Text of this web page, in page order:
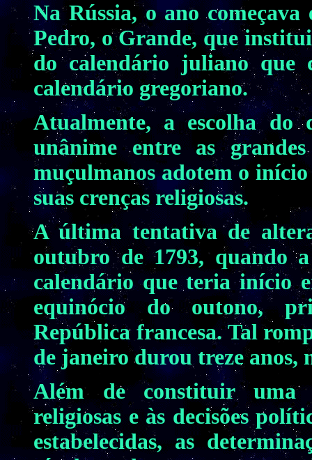
Na Rússia, o ano
Pedro, o Grande, que
do calendário juliano que
calendário gregoriano.
Atualmente, a escolha
unânime entre as
muçulmanos adotem o início
suas crenças religiosas.
A última tentativa de
outubro de 1793, quando
calendário que teria início
equinócio do outono,
República francesa. Tal
de janeiro durou treze anos,
Além de constituir uma
religiosas e às decisões
estabelecidas, as